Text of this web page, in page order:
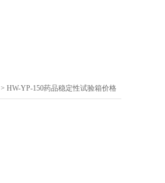
> HW-YP-150药品稳定性试验箱价格